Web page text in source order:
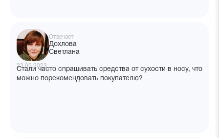
Отвечает
Дохлова
Светлана
23.05.2023
Стали часто спрашивать средства от сухости в носу, что
можно порекомендовать покупателю?